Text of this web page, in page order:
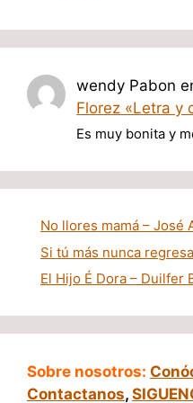
wendy Pabon
Florez «Letra y
Es muy bonita y
No llores mamá – José
Si tú más nunca
El Hijo É Dora – Duilfer
Sobre nosotros:
Contactanos,